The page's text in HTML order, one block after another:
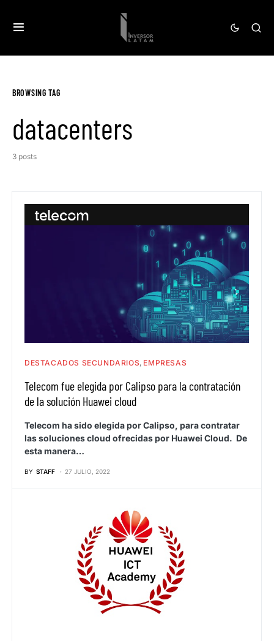
BROWSING TAG
datacenters
3 posts
DESTACADOS SECUNDARIOS EMPRESAS
Telecom fue elegida por Calipso para la contratación
de la solución Huawei cloud
Telecom ha sido elegida por Calipso, para contratar
las soluciones cloud ofrecidas por Huawei Cloud. De
esta manera…
BY STAFF 27 JULIO, 2022